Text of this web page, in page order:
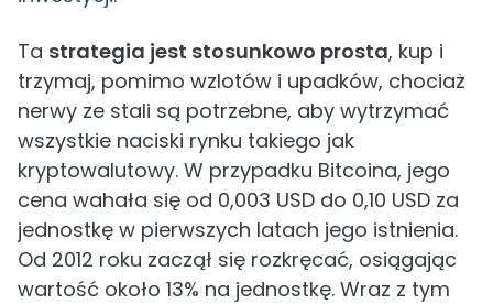
Ta strategia jest stosunkowo prosta, kup i
trzymaj, pomimo wzlotów i upadków, chociaż
nerwy ze stali są potrzebne, aby wytrzymać
wszystkie naciski rynku takiego jak
kryptowalutowy. W przypadku Bitcoina, jego
cena wahała się od 0,003 USD do 0,10 USD za
jednostkę w pierwszych latach jego istnienia.
Od 2012 roku zaczął się rozkręcać, osiągając
wartość około 13% na jednostkę. Wraz z tym